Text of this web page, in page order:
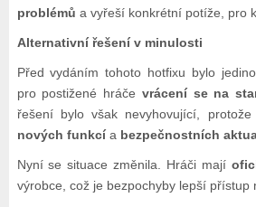
problémů a vyřeší konkrétní potíže, pro
Alternativní řešení v minulosti
Před vydáním tohoto hotfixu bylo
pro postižené hráče vrácení se na
řešení bylo však nevyhovující,
nových funkcía bezpečnostních
Nyní se situace změnila. Hráči mají
výrobce, což je bezpochyby lepší přístup